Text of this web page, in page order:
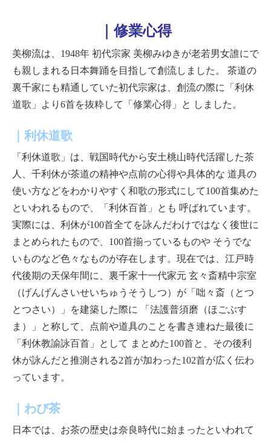
｜修業心得
美柳流は、1948年 初代宗家 美柳みゆきが老若男女誰にで
も親しまれる日本舞踊を目指して創流しました。
茶道の
裏千家にも精通していた初代宗家は、創流の際に「利休
道歌」より6首を抜粋して「修業心得」と しました。
｜利休道歌
「利休道歌」は、戦国時代から安土桃山時代活躍した茶
人、千利休が茶道の精神や点前の心得や具体的な 道具の
使い方などをわかりやすく和歌の形式にして100首集めた
といわれるもので、「利休百首」とも 呼ばれています。
実際には、利休が100首全てを詠んだわけではなく後世に
まとめられたもので、100首揃っているものや そうでな
いものなど色々なものが存在します。現在では、江戸時
代後期の天保年間に、裏千家十一代家元 玄々斎精中宗室
（げんげんさいせいちゅうそうしつ）が「咄々斎（とつ
とつさい）」を建築した際に
「法護普須磨（ほごぶす
ま）」と称して、点前や道具のことを書き連ねた最後に
「利休教諭詠百首」として まとめた100首と、その後利
休が詠んだと推測される2首が加わった102首が広く伝わ
っています。
｜わび茶
日本では、お茶の歴史は奈良時代に始まったといわれて